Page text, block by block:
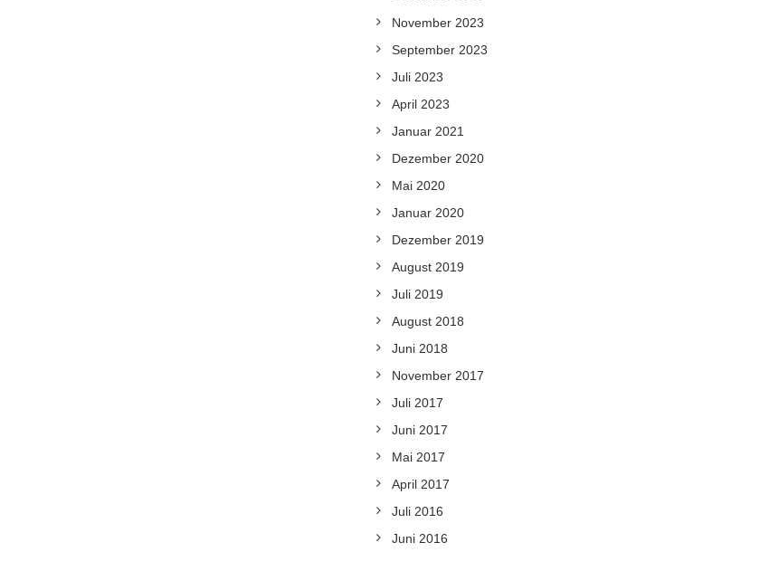
November 2023
September 2023
Juli 2023
April 2023
Januar 2021
Dezember 2020
Mai 2020
Januar 2020
Dezember 2019
August 2019
Juli 2019
August 2018
Juni 2018
November 2017
Juli 2017
Juni 2017
Mai 2017
April 2017
Juli 2016
Juni 2016